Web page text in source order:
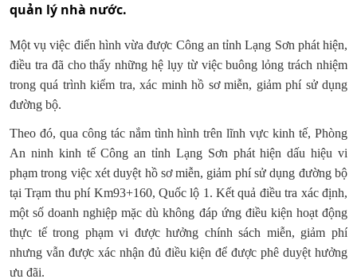
quản lý nhà nước.
Một vụ việc điển hình vừa được Công an tỉnh Lạng Sơn phát hiện,
điều tra đã cho thấy những hệ lụy từ việc buông lỏng trách nhiệm
trong quá trình kiểm tra, xác minh hồ sơ miễn, giảm phí sử dụng
đường bộ.
Theo đó, qua công tác nắm tình hình trên lĩnh vực kinh tế, Phòng
An ninh kinh tế Công an tỉnh Lạng Sơn phát hiện dấu hiệu vi
phạm trong việc xét duyệt hồ sơ miễn, giảm phí sử dụng đường bộ
tại Trạm thu phí Km93+160, Quốc lộ 1. Kết quả điều tra xác định,
một số doanh nghiệp mặc dù không đáp ứng điều kiện hoạt động
thực tế trong phạm vi được hưởng chính sách miễn, giảm phí
nhưng vẫn được xác nhận đủ điều kiện để được phê duyệt hưởng
ưu đãi.